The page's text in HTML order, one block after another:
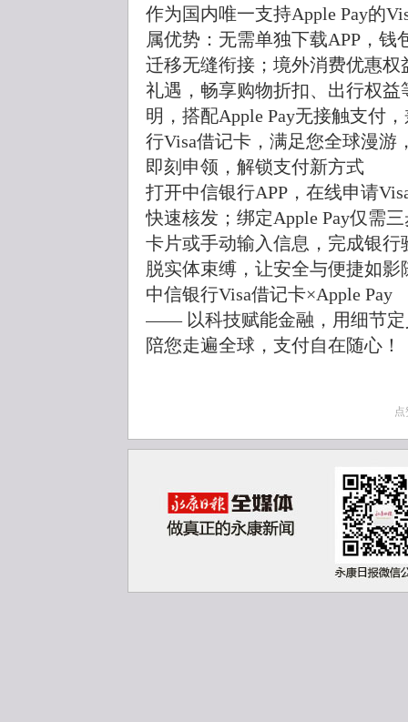
作为国内唯一支持Apple Pay的
属优势：无需单独下载APP，
迁移无缝衔接；境外消费优惠
礼遇，畅享购物折扣、出行权
明，搭配Apple Pay无接触支付
行Visa借记卡，满足您全球漫游
即刻申领，解锁支付新方式
打开中信银行APP，在线申请
快速核发；绑定Apple Pay仅需
卡片或手动输入信息，完成银
脱实体束缚，让安全与便捷如影
中信银行Visa借记卡×Apple Pay
—— 以科技赋能金融，用细节
陪您走遍全球，支付自在随心！
点